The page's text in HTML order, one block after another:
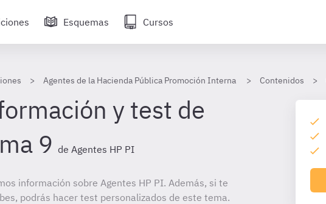
Esquemas Cursos
Agentes de la Hacienda Pública Promoción Interna Contenidos
y test de
9 de Agentes HP PI
información sobre Agentes HP PI. Además, si te
podrás hacer test personalizados de este tema.